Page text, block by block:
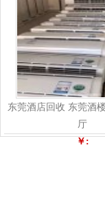
东莞酒店回收 东莞酒
厅
￥: